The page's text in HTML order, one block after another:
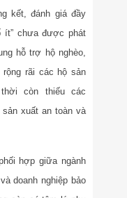
kết, đánh giá đầy
ít” chưa được phát
hỗ trợ hộ nghèo,
rãi các hộ sản
còn thiếu các
xuất an toàn và
hợp giữa ngành
doanh nghiệp bảo